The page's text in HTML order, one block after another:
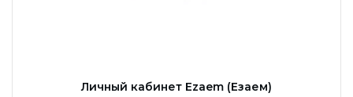
Личный кабинет Ezaem (Езаем)